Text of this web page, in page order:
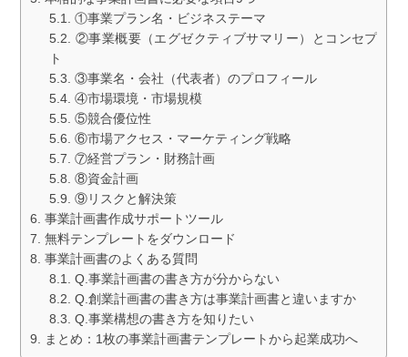
①事業プラン名・ビジネステーマ
②事業概要（エグゼクティブサマリー）とコンセプ
ト
③事業名・会社（代表者）のプロフィール
④市場環境・市場規模
⑤競合優位性
⑥市場アクセス・マーケティング戦略
⑦経営プラン・財務計画
⑧資金計画
⑨リスクと解決策
事業計画書作成サポートツール
無料テンプレートをダウンロード
事業計画書のよくある質問
Q.事業計画書の書き方が分からない
Q.創業計画書の書き方は事業計画書と違いますか
Q.事業構想の書き方を知りたい
まとめ：1枚の事業計画書テンプレートから起業成功へ